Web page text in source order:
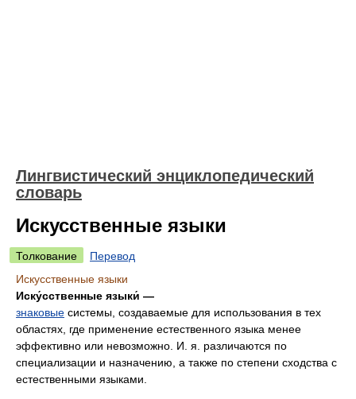
Лингвистический энциклопедический
словарь
Искусственные языки
Толкование
Перевод
Искусственные языки
Иску́сственные языки́ —
знаковые системы, создаваемые для использования в тех
областях, где применение естественного языка менее
эффективно или невозможно. И. я. различаются по
специализации и назначению, а также по степени сходства с
естественными языками.